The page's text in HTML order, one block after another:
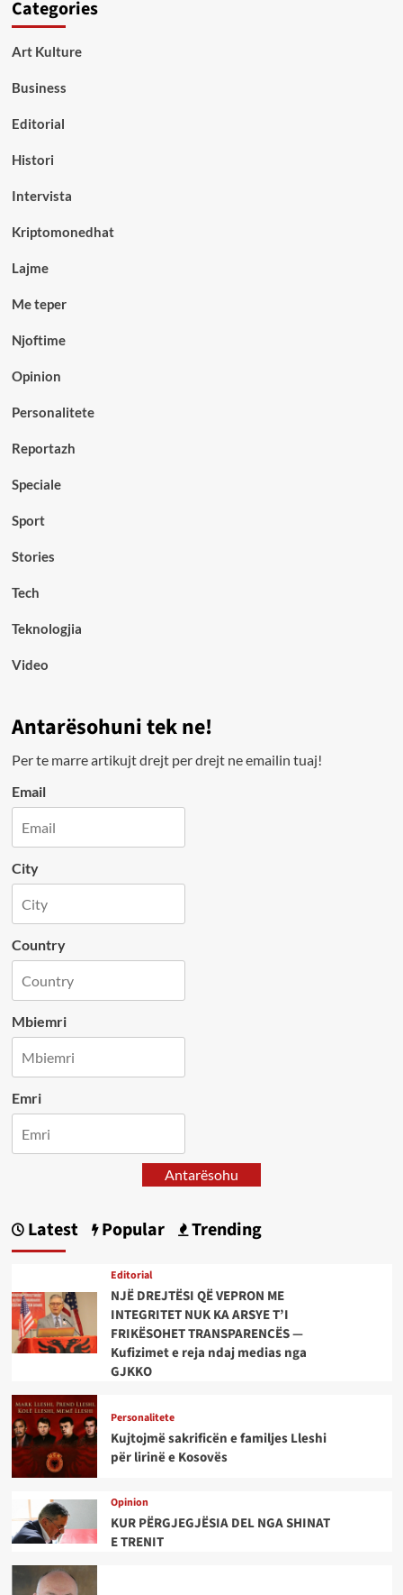
Categories
Art Kulture
Business
Editorial
Histori
Intervista
Kriptomonedhat
Lajme
Me teper
Njoftime
Opinion
Personalitete
Reportazh
Speciale
Sport
Stories
Tech
Teknologjia
Video
Antarësohuni tek ne!
Per te marre artikujt drejt per drejt ne emailin tuaj!
Email
City
Country
Mbiemri
Emri
Antarësohu
Latest Popular Trending
Editorial
NJË DREJTËSI QË VEPRON ME
INTEGRITET NUK KA ARSYE T’I
FRIKËSOHET TRANSPARENCËS —
Kufizimet e reja ndaj medias nga
GJKKO
Personalitete
Kujtojmë sakrificën e familjes Lleshi
për lirinë e Kosovës
Opinion
KUR PËRGJEGJËSIA DEL NGA SHINAT
E TRENIT